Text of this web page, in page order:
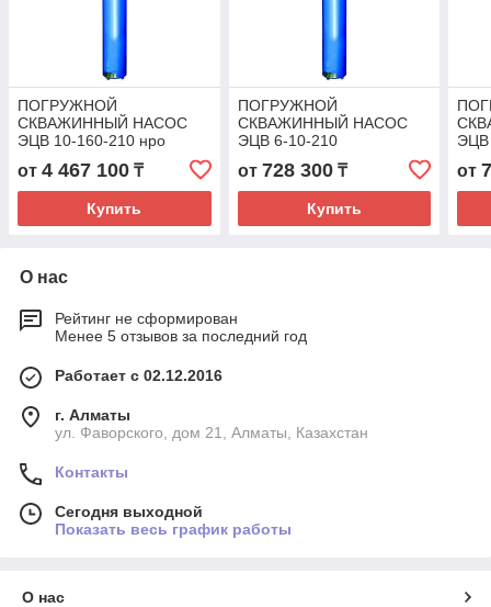
ПОГРУЖНОЙ
СКВАЖИННЫЙ НАСОС
ЭЦВ 10-160-210 нро
от 4 467 100 ₸
Купить
ПОГРУЖНОЙ
СКВАЖИННЫЙ НАСОС
ЭЦВ 6-10-210
от 728 300₸
Купить
ЭЦВ
от
О нас
Рейтинг не сформирован
Менее 5 отзывов за последний год
Работает с 02.12.2016
г. Алматы
ул. Фаворского, дом 21, Алматы, Казахстан
Контакты
Сегодня выходной
Показать весь график работы
О нас